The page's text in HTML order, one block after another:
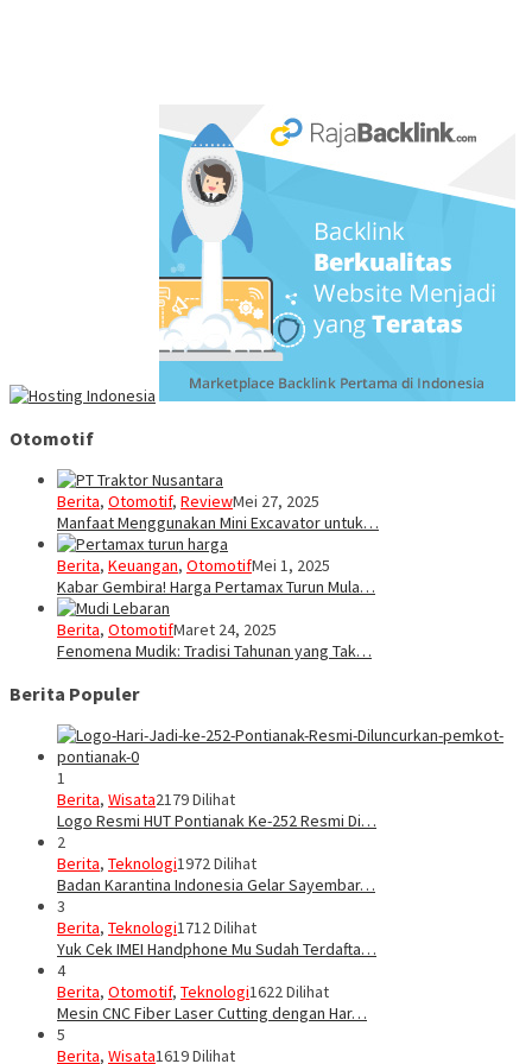
Otomotif
Berita, Otomotif, ReviewMei 27, 2025
Manfaat Menggunakan Mini Excavator untuk…
Berita, Keuangan, OtomotifMei 1, 2025
Kabar Gembira! Harga Pertamax Turun Mula…
Berita, OtomotifMaret 24, 2025
Fenomena Mudik: Tradisi Tahunan yang Tak…
Berita Populer
1
Berita, Wisata2179 Dilihat
Logo Resmi HUT Pontianak Ke-252 Resmi Di…
2
Berita, Teknologi1972 Dilihat
Badan Karantina Indonesia Gelar Sayembar…
3
Berita, Teknologi1712 Dilihat
Yuk Cek IMEI Handphone Mu Sudah Terdafta…
4
Berita, Otomotif, Teknologi1622 Dilihat
Mesin CNC Fiber Laser Cutting dengan Har…
5
Berita, Wisata1619 Dilihat